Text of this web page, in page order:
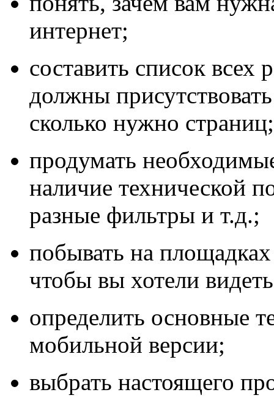
интернет;
составить список всех
должны
сколько нужно страниц;
продумать
наличие технической
разные фильтры и т.д.;
побывать на
чтобы вы хотели
определить основные
мобильной версии;
выбрать настоящего